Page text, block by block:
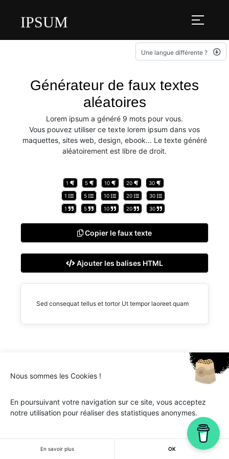
IPSUM
Une langue différente ?
Générateur de faux textes
aléatoires
Lorem ipsum a généré 9 mots pour vous.
Vous pouvez utiliser ce texte lorem ipsum dans vos
maquettes, sites web, design, ebook... Le texte généré
aléatoirement est libre de droit.
1 5 10 20 30
1 5 10 20 30
1 5 10 20 30
Copier le faux texte
Ajouter les balises HTML
Sed consequat tellus et tortor Ut tempor laoreet quam
Ipsum.one © 2018-2026 - Tous droits réservés -
Lorem
Nous sommes les Cookies !
En poursuivant votre navigation sur ce site, vous acceptez
notre utilisation pour réaliser des statistiques anonymes.
En savoir plus OK